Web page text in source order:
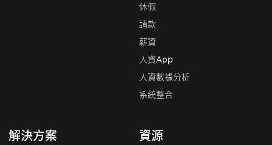
休假
請款
薪資
人資App
人資數據分析
系統整合
解決方案 資源